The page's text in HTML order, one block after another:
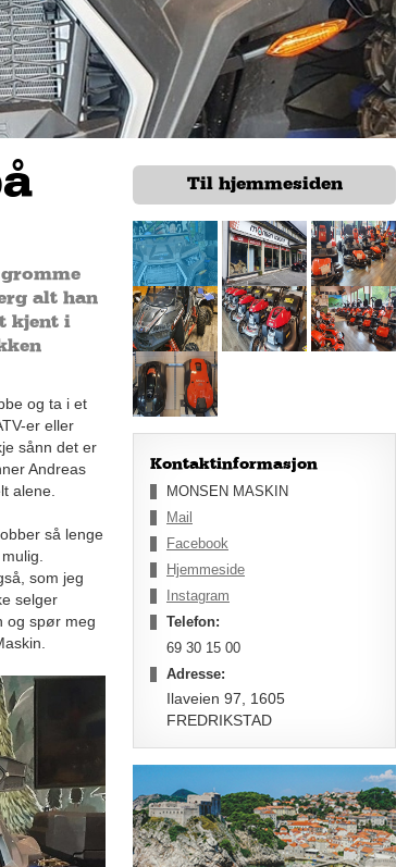
alt han
kjent i
og ta i et
er eller
sånn det er
Andreas
alene.
så lenge
som jeg
selger
og spør meg
Til hjemmesiden
Kontaktinformasjon
MONSEN MASKIN
Mail
Facebook
Hjemmeside
Instagram
Telefon:
69 30 15 00
Adresse:
Ilaveien 97, 1605
FREDRIKSTAD